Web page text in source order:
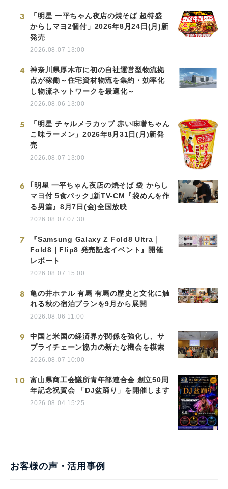
3
「明星 一平ちゃん夜店の焼そば 超特盛
からしマヨ2個付」2026年8月24日(月)新
発売
2026.08.07 13:00
4
神奈川県厚木市に初の自社運営型物流拠
点が稼働～住宅資材物流を集約・効率化
し物流ネットワークを最適化～
2026.08.06 13:00
5
「明星 チャルメラカップ 赤い味噌ちゃん
こ味ラーメン」2026年8月31日(月)新発
売
2026.08.07 13:00
6
｢明星 一平ちゃん夜店の焼そば 袋 からし
マヨ付 5食パック｣新TV-CM『袋めんを作
る男篇』8月7日(金)全国放映
2026.08.07 07:30
7
『Samsung Galaxy Z Fold8 Ultra｜
Fold8｜Flip8 発売記念イベント』開催
レポート
2026.08.07 15:00
8
亀の井ホテル 有馬 有馬の歴史と文化に触
れる秋の宿泊プランを9月から展開
2026.08.06 11:00
9
中国と米国の経済界が関係を強化し、サ
プライチェーン協力の新たな機会を模索
2026.08.07 10:00
10
富山県商工会議所青年部連合会 創立50周
年記念祝賀会 「DJ盆踊り」を開催します
2026.08.04 15:25
お客様の声・活用事例